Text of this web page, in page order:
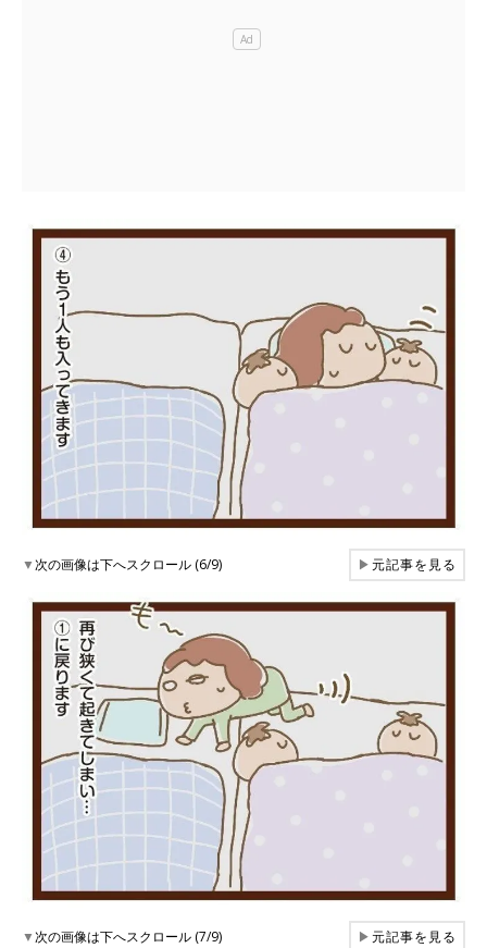
▼次の画像は下へスクロール (6/9) ▶元記事を見る
▼次の画像は下へスクロール (7/9) ▶元記事を見る